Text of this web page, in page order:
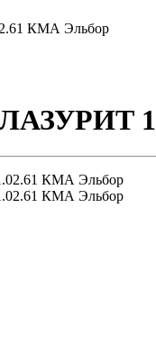
КМА Эльбор
ЛАЗУРИТ